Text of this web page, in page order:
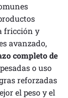
fricción y
avanzado,
completo de
o uso
reforzadas
el peso y el